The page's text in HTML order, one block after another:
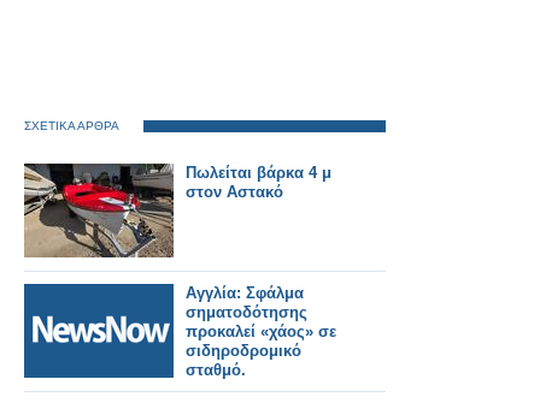
ΣΧΕΤΙΚΑ ΑΡΘΡΑ
Πωλείται βάρκα 4 μ
στον Αστακό
Αγγλία: Σφάλμα
σηματοδότησης
προκαλεί «χάος» σε
σιδηροδρομικό
σταθμό.